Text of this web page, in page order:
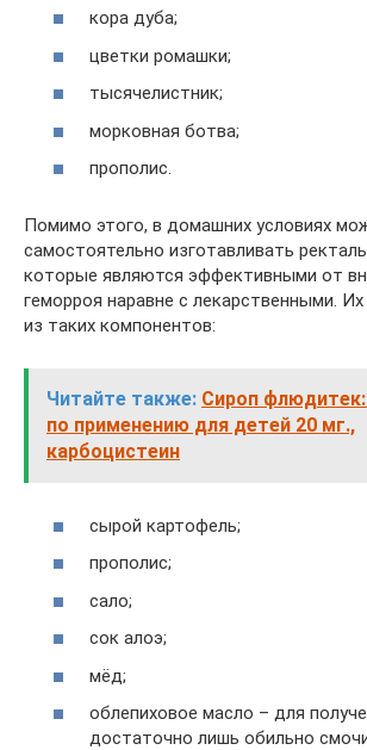
кора дуба;
цветки ромашки;
тысячелистник;
морковная ботва;
прополис.
Помимо этого, в домашних условиях
самостоятельно изготавливать
которые являются эффективными от
геморроя наравне с лекарственными.
из таких компонентов:
Читайте также: Сироп флюдитек:
по применению для детей 20 мг.,
карбоцистеин
сырой картофель;
прополис;
сало;
сок алоэ;
мёд;
облепиховое масло – для
достаточно лишь обильно